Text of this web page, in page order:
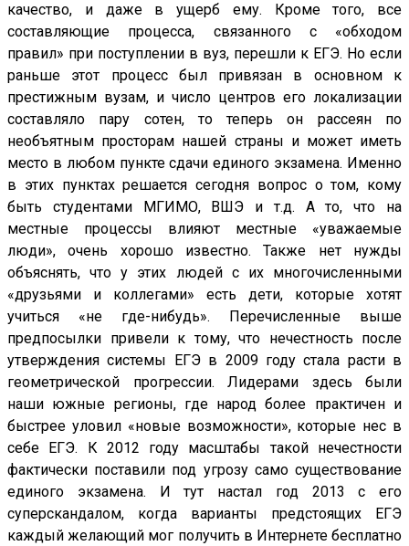
качество, и даже в ущерб ему. Кроме того, все
составляющие процесса, связанного с «обходом
правил» при поступлении в вуз, перешли к ЕГЭ. Но если
раньше этот процесс был привязан в основном к
престижным вузам, и число центров его локализации
составляло пару сотен, то теперь он рассеян по
необъятным просторам нашей страны и может иметь
место в любом пункте сдачи единого экзамена. Именно
в этих пунктах решается сегодня вопрос о том, кому
быть студентами МГИМО, ВШЭ и т.д. А то, что на
местные процессы влияют местные «уважаемые
люди», очень хорошо известно. Также нет нужды
объяснять, что у этих людей с их многочисленными
«друзьями и коллегами» есть дети, которые хотят
учиться «не где-нибудь». Перечисленные выше
предпосылки привели к тому, что нечестность после
утверждения системы ЕГЭ в 2009 году стала расти в
геометрической прогрессии. Лидерами здесь были
наши южные регионы, где народ более практичен и
быстрее уловил «новые возможности», которые нес в
себе ЕГЭ. К 2012 году масштабы такой нечестности
фактически поставили под угрозу само существование
единого экзамена. И тут настал год 2013 с его
суперскандалом, когда варианты предстоящих ЕГЭ
каждый желающий мог получить в Интернете бесплатно